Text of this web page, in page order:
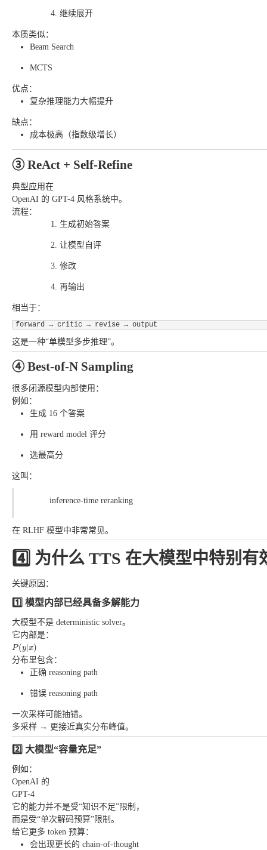
继续展开
本质类似：
Beam Search
MCTS
优点：
复杂推理能力大幅提升
缺点：
成本极高（指数级增长）
③ ReAct + Self-Refine
典型应用在
OpenAI 的 GPT-4 风格系统中。
流程：
生成初始答案
让模型自评
修改
再输出
相当于：
这是一种“单模型多步推理”。
④ Best-of-N Sampling
很多闭源模型内部使用：
例如：
生成 16 个答案
用 reward model 评分
选最高分
这叫：
inference-time reranking
在 RLHF 模型中非常常见。
4️⃣ 为什么 TTS 在大模型中特别有
关键原因：
1️⃣ 模型内部已经具备多解能力
大模型不是 deterministic solver。
它内部是：
P(y| x)
P(y x
分布里包含：
正确 reasoning path
错误 reasoning path
一次采样可能抽错。
多采样 → 更接近真实分布峰值。
2️⃣ 大模型“容量充足”
例如：
OpenAI 的
GPT-4
它的能力并不是受“知识不足”限制，
而是受“单次解码预算”限制。
给它更多 token 预算：
会出现更长的 chain-of-thought